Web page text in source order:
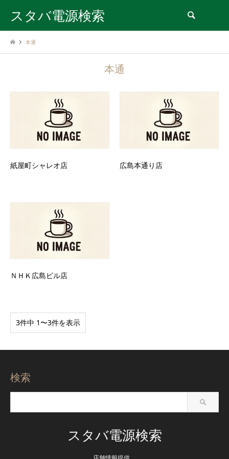
スタバ電源検索
本通
本通
紙屋町シャレオ店 広島本通り店
ＮＨＫ広島ビル店
3件中 1〜3件を表示
検索
スタバ電源検索